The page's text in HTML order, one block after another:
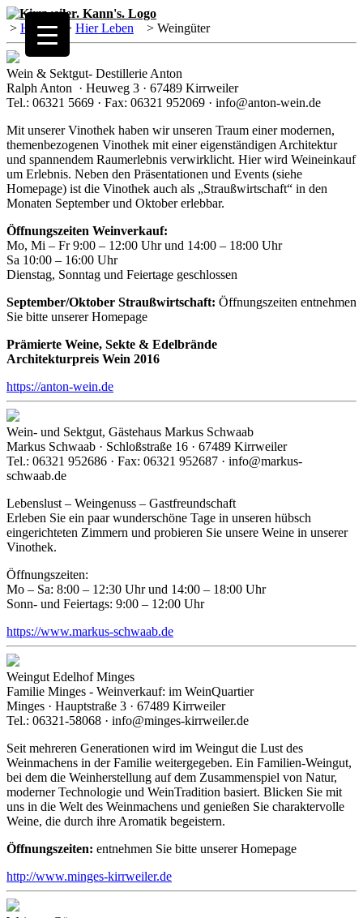
> Home> Hier Leben > Weingüter
Wein & Sektgut- Destillerie Anton
Ralph Anton · Heuweg 3 · 67489 Kirrweiler
Tel.: 06321 5669 · Fax: 06321 952069 · info@anton-wein.de
Mit unserer Vinothek haben wir unseren Traum einer modernen,
themenbezogenen Vinothek mit einer eigenständigen Architektur
und spannendem Raumerlebnis verwirklicht. Hier wird Weineinkauf
um Erlebnis. Neben den Präsentationen und Events (siehe
Homepage) ist die Vinothek auch als „Straußwirtschaft“ in den
Monaten September und Oktober erlebbar.
Öffnungszeiten Weinverkauf:
Mo, Mi – Fr 9:00 – 12:00 Uhr und 14:00 – 18:00 Uhr
Sa 10:00 – 16:00 Uhr
Dienstag, Sonntag und Feiertage geschlossen
September/Oktober Straußwirtschaft: Öffnungszeiten entnehmen
Sie bitte unserer Homepage
Prämierte Weine, Sekte & Edelbrände
Architekturpreis Wein 2016
https://anton-wein.de
Wein- und Sektgut, Gästehaus Markus Schwaab
Markus Schwaab · Schloßstraße 16 · 67489 Kirrweiler
Tel.: 06321 952686 · Fax: 06321 952687 · info@markus-
schwaab.de
Lebenslust – Weingenuss – Gastfreundschaft
Erleben Sie ein paar wunderschöne Tage in unseren hübsch
eingerichteten Zimmern und probieren Sie unsere Weine in unserer
Vinothek.
Öffnungszeiten:
Mo – Sa: 8:00 – 12:30 Uhr und 14:00 – 18:00 Uhr
Sonn- und Feiertags: 9:00 – 12:00 Uhr
https://www.markus-schwaab.de
Weingut Edelhof Minges
Familie Minges - Weinverkauf: im WeinQuartier
Minges · Hauptstraße 3 · 67489 Kirrweiler
Tel.: 06321-58068 · info@minges-kirrweiler.de
Seit mehreren Generationen wird im Weingut die Lust des
Weinmachens in der Familie weitergegeben. Ein Familien-Weingut,
bei dem die Weinherstellung auf dem Zusammenspiel von Natur,
moderner Technologie und WeinTradition basiert. Blicken Sie mit
uns in die Welt des Weinmachens und genießen Sie charaktervolle
Weine, die durch ihre Aromatik begeistern.
Öffnungszeiten: entnehmen Sie bitte unserer Homepage
http://www.minges-kirrweiler.de